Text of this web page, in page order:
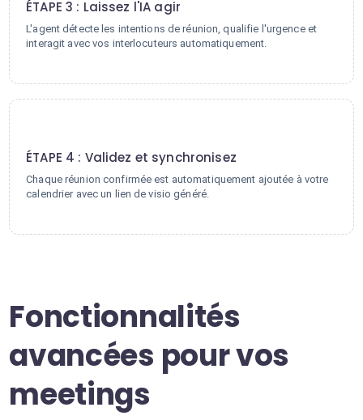
ÉTAPE 3 : Laissez l'IA agir
L'agent détecte les intentions de réunion, qualifie l'urgence et
interagit avec vos interlocuteurs automatiquement.
ÉTAPE 4 : Validez et synchronisez
Chaque réunion confirmée est automatiquement ajoutée à votre
calendrier avec un lien de visio généré.
Fonctionnalités
avancées pour vos
meetings